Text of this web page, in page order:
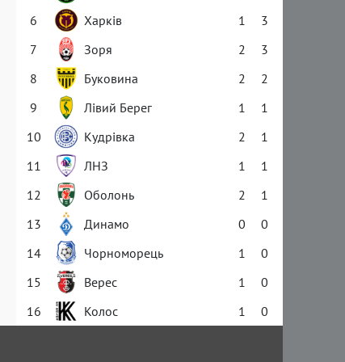
6
Харків 1
3
7
Зоря 2
3
8
Буковина 2
2
9
Лівий Берег 1
1
10
Кудрівка 2
1
11
ЛНЗ 1
1
12
Оболонь 2
1
13
Динамо 0
0
14
Чорноморець 1
0
15
Верес 1
0
16
Колос 1 0